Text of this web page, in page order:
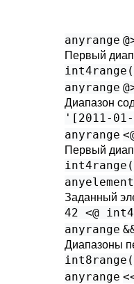
anyrange
Первый
anyrange
Диапазон
'[2011-
anyrange
Первый
anyelement
Заданный
42 <@
anyrange
Диапазоны
anyrange